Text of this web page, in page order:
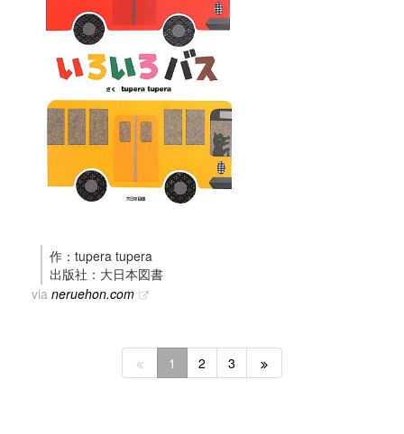
作：tupera tupera
出版社：大日本図書
via neruehon.com
1 2 3